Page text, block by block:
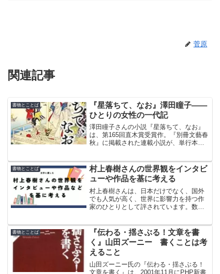
菅原
関連記事
書物とことば
『星落ちて、なお』澤田瞳子――
ひとりの女性の一代記
澤田瞳子さんの小説『星落ちて、なお』
は、第165回直木賞受賞作。『別冊文藝春
秋』に掲載された連載小説が、単行本化
デルにし、彼女の人生を一代記として書
いている。
書物とことば
村上春樹さんの世界観をインタビ
ューや作品を基に考える
村上春樹さんは、日本だけでなく、国外
でも人気が高く、世界に影響力を持つ作
家のひとりとして評されています。数多
んの世界観をインタビューや作品などを
基に考えてみました。
書物とことば
『伝わる・揺さぶる！文章を書
く』山田ズーニー 書くことは考
えること
山田ズーニー氏の『伝わる・揺さぶる！
文章を書く』は、2001年11月にPHP新書